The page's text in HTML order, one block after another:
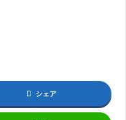
シェア